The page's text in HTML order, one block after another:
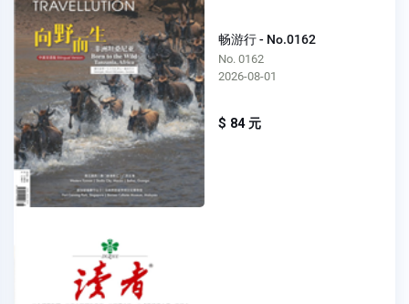
畅游行 - No.0162
No. 0162
2026-08-01
$ 84 元